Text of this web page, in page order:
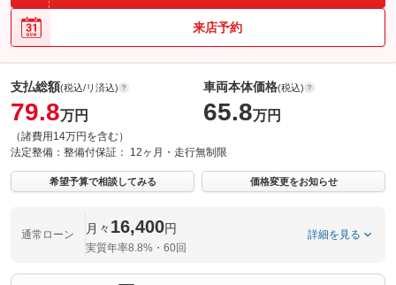
来店予約
支払総額(税込/リ済込)
79.8万円
（諸費用14万円を含む）
車両本体価格(税込)
65.8万円
法定整備： 整備付保証： 12ヶ月・走行無制限
希望予算で相談してみる 価格変更をお知らせ
通常ローン 月々 16,400円
実質年率8.8%・60回
詳細を見る